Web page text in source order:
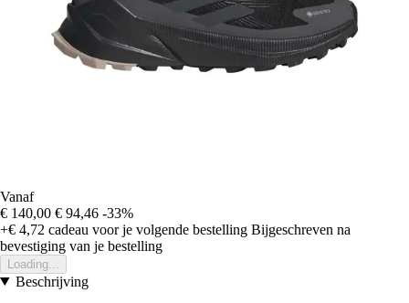
Vanaf
€ 140,00 € 94,46 -33%
+€ 4,72 cadeau voor je volgende bestelling Bijgeschreven na
bevestiging van je bestelling
Loading...
Beschrijving